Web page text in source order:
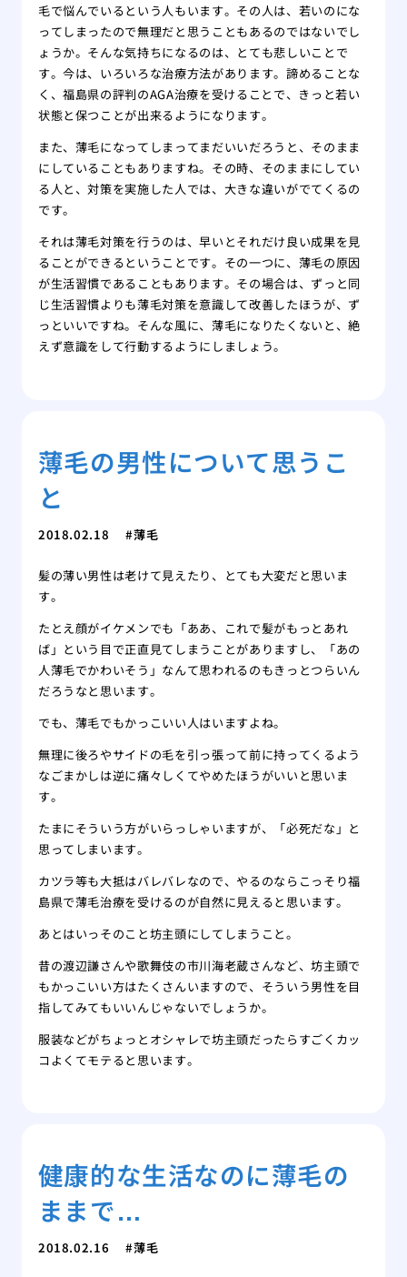
毛で悩んでいるという人もいます。その人は、若いのにな
ってしまったので無理だと思うこともあるのではないでし
ょうか。そんな気持ちになるのは、とても悲しいことで
す。今は、いろいろな治療方法があります。諦めることな
く、福島県の評判のAGA治療を受けることで、きっと若い
状態と保つことが出来るようになります。
また、薄毛になってしまってまだいいだろうと、そのまま
にしていることもありますね。その時、そのままにしてい
る人と、対策を実施した人では、大きな違いがでてくるの
です。
それは薄毛対策を行うのは、早いとそれだけ良い成果を見
ることができるということです。その一つに、薄毛の原因
が生活習慣であることもあります。その場合は、ずっと同
じ生活習慣よりも薄毛対策を意識して改善したほうが、ず
っといいですね。そんな風に、薄毛になりたくないと、絶
えず意識をして行動するようにしましょう。
薄毛の男性について思うこ
と
2018.02.18 薄毛
髪の薄い男性は老けて見えたり、とても大変だと思いま
す。
たとえ顔がイケメンでも「ああ、これで髪がもっとあれ
ば」という目で正直見てしまうことがありますし、「あの
人薄毛でかわいそう」なんて思われるのもきっとつらいん
だろうなと思います。
でも、薄毛でもかっこいい人はいますよね。
無理に後ろやサイドの毛を引っ張って前に持ってくるよう
なごまかしは逆に痛々しくてやめたほうがいいと思いま
す。
たまにそういう方がいらっしゃいますが、「必死だな」と
思ってしまいます。
カツラ等も大抵はバレバレなので、やるのならこっそり福
島県で薄毛治療を受けるのが自然に見えると思います。
あとはいっそのこと坊主頭にしてしまうこと。
昔の渡辺謙さんや歌舞伎の市川海老蔵さんなど、坊主頭で
もかっこいい方はたくさんいますので、そういう男性を目
指してみてもいいんじゃないでしょうか。
服装などがちょっとオシャレで坊主頭だったらすごくカッ
コよくてモテると思います。
健康的な生活なのに薄毛の
ままで…
2018.02.16 薄毛